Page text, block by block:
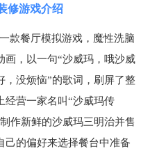
修游戏介绍
款餐厅模拟游戏，魔性洗脑
画，以一句“沙威玛，哦沙威
，没烦恼”的歌词，刷屏了整
经营一家名叫“沙威玛传
作新鲜的沙威玛三明治并售
己的偏好来选择餐台中准备